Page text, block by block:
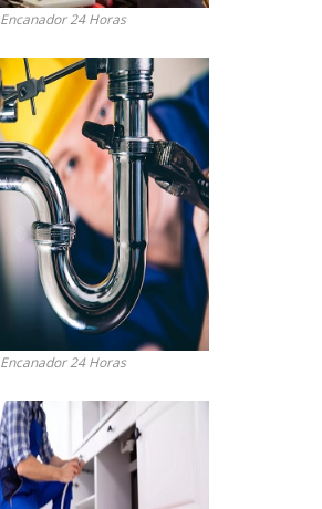
Encanador 24 Horas
Encanador 24 Horas